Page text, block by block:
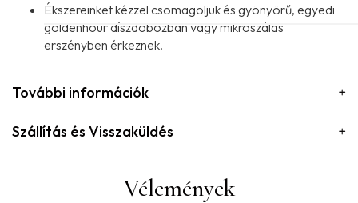
Ékszereinket kézzel csomagoljuk és gyönyörű, egyedi
goldenhour díszdobozban vagy mikroszálas
erszényben érkeznek.
További információk
Szállítás és Visszaküldés
Vélemények